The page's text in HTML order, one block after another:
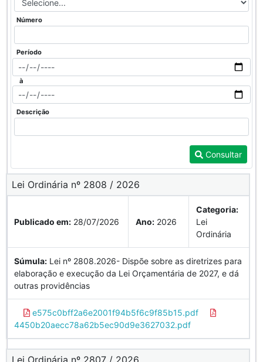
Número
Período
à
Descrição
Consultar
Lei Ordinária nº 2808 / 2026
Publicado em: 28/07/2026 Ano: 2026
Categoria:
Lei
Ordinária
Súmula: Lei nº 2808.2026- Dispõe sobre as diretrizes para
elaboração e execução da Lei Orçamentária de 2027, e dá
outras providências
e575c0bff2a6e2001f94b5f6c9f85b15.pdf
4450b20aecc78a62b5ec90d9e3627032.pdf
Lei Ordinária nº 2807 / 2026